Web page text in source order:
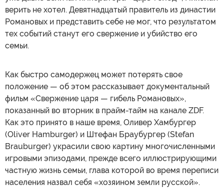
верить не хотел. Девятнадцатый правитель из династии
Романовых и представить себе не мог, что результатом
тех событий станут его свержение и убийство его
семьи.
Как быстро самодержец может потерять свое
положение — об этом рассказывает документальный
фильм «Свержение царя — гибель Романовых»,
показанный во вторник в прайм-тайм на канале ZDF.
Как это принято в наше время, Оливер Хамбургер
(Oliver Hamburger) и Штефан Браубургер (Stefan
Brauburger) украсили свою картину многочисленными
игровыми эпизодами, прежде всего иллюстрирующими
частную жизнь семьи, глава которой во время переписи
населения назвал себя «хозяином земли русской».